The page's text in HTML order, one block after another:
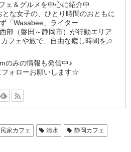
ェ＆グルメを中心に紹介中
とな女子の、ひとり時間のおともに
「Wasabee」ライター
部（磐田～静岡市）が行動エリア
フェや旅で、自由な癒し時間を𓈒𓏸
のみの情報も発信中♪
フォローお願いします☆
家カフェ 清水 静岡カフェ